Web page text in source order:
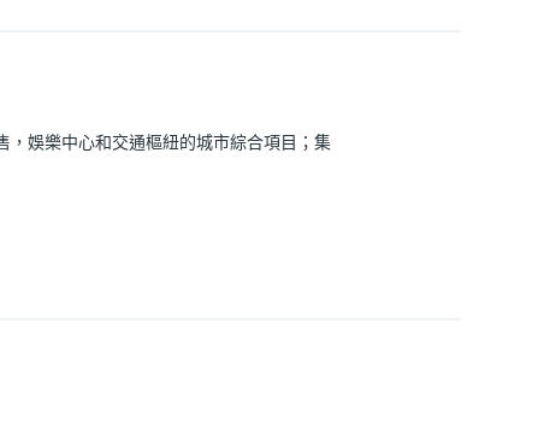
娛樂中心和交通樞紐的城市綜合項目；集
站（Hang Tuah LRT Station）及漢都亞單
MRT Station）。未來，訪客只需乘搭捷